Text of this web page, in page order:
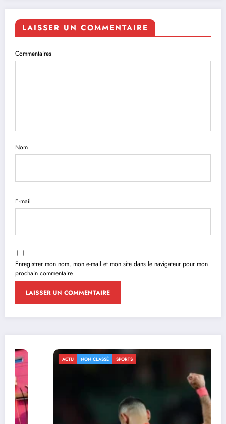
LAISSER UN COMMENTAIRE
Commentaires
Nom
E-mail
Enregistrer mon nom, mon e-mail et mon site dans le navigateur pour mon
prochain commentaire.
NON CLASSÉ SPORTS